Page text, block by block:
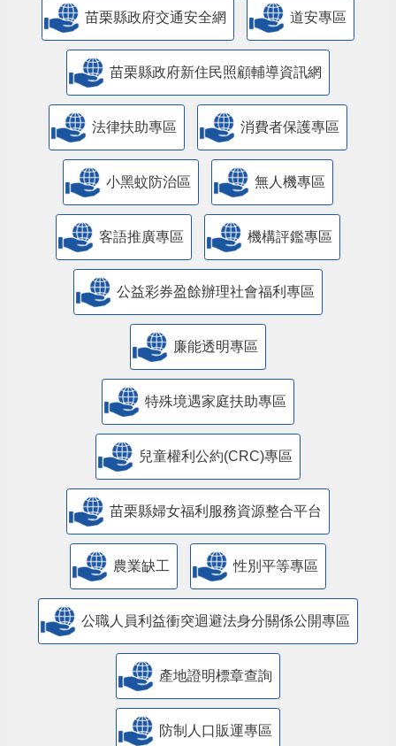
苗栗縣政府交通安全網 道安專區
苗栗縣政府新住民照顧輔導資訊網
法律扶助專區 消費者保護專區
小黑蚊防治區 無人機專區
客語推廣專區 機構評鑑專區
公益彩券盈餘辦理社會福利專區
廉能透明專區
特殊境遇家庭扶助專區
兒童權利公約(CRC)專區
苗栗縣婦女福利服務資源整合平台
農業缺工 性別平等專區
公職人員利益衝突迴避法身分關係公開專區
產地證明標章查詢
防制人口販運專區